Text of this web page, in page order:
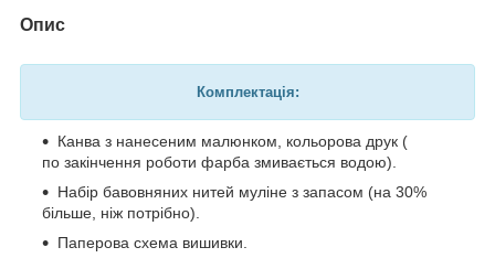
Опис
Комплектація:
Канва з нанесеним малюнком, кольорова друк (
по закінчення роботи фарба змивається водою).
Набір бавовняних нитей муліне з запасом (на 30%
більше, ніж потрібно).
Паперова схема вишивки.